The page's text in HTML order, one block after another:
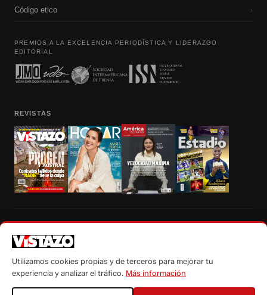
Código etico ›
PREMIOS A LA EXCELENCIA PERIODÍSTICA Y LIDERAZGO
EDITORIAL
REVISTAS
autorización escrita de su titular, de todos los contenidos de Vistazo.com.
Utilizamos cookies propias y de terceros para mejorar tu
experiencia y analizar el tráfico. Más información